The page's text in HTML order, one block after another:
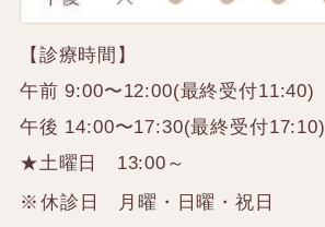
【診療時間】
午前 9:00〜12:00(最終受付11:40)
午後 14:00〜17:30(最終受付17:10)
★土曜日 13:00～
休診日 月曜・日曜・祝日